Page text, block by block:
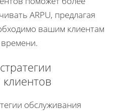
ARPU, предлагая
вашим клиентам
обслуживания